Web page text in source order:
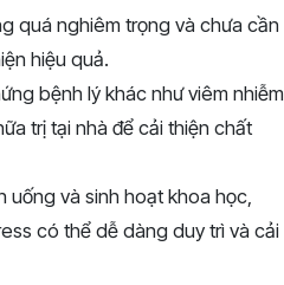
quá nghiêm trọng và chưa cần
hiệu quả.
bệnh lý khác như viêm nhiễm
trị tại nhà để cải thiện chất
uống và sinh hoạt khoa học,
có thể dễ dàng duy trì và cải